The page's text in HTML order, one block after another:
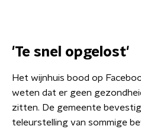
'Te snel opgelost'
Het wijnhuis bood op
weten dat er geen
zitten. De gemeente
teleurstelling van sommige